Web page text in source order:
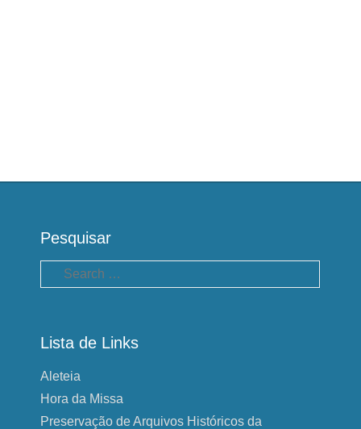
Pesquisar
Pesquisa
Lista de Links
Aleteia
Hora da Missa
Preservação de Arquivos Históricos da